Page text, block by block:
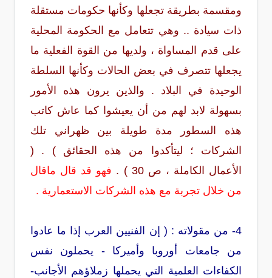
ومقسمة بطريقة تجعلها وكأنها حكومات مستقلة
ذات سيادة .. وهي تتعامل مع الحكومة المحلية
على قدم المساواة ، ولديها من القوة الفعلية ما
يجعلها تتصرف في بعض الحالات وكأنها السلطة
الوحيدة في البلاد . والذين يرون هذه الأمور
بسهولة لابد لهم من أن يعيشوا كما عاش كاتب
هذه السطور مدة طويلة بين ظهراني تلك
الشركات ؛ ليتأكدوا من هذه الحقائق ) . (
الأعمال الكاملة ، ص 30 ) .
فهو قد قال ماقال
من خلال تجربة مع هذه الشركات الاستعمارية .
4- من مقولاته : ( إن الفنيين العرب إذا ما عادوا
من جامعات أوروبا وأميركا - يحملون نفس
الكفاءات العلمية التي يحملها زملاؤهم الأجانب-